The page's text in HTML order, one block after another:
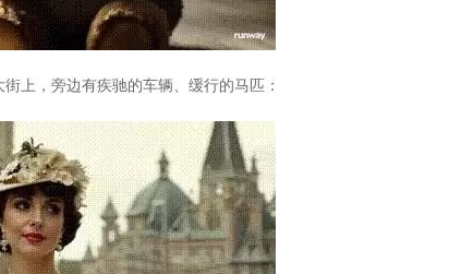
上，旁边有疾驰的车辆、缓行的马匹：